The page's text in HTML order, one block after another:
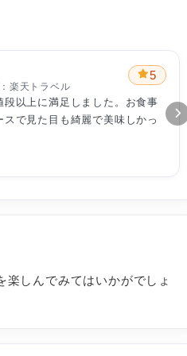
5
楽天トラベル
段以上に満足しました。お食事
で見た目も綺麗で美味しかっ
しんでみてはいかがでしょ